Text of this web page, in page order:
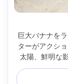
巨大バナナを
ターがアクシ
太陽、鮮明な
24mm f/2.8で
アルな